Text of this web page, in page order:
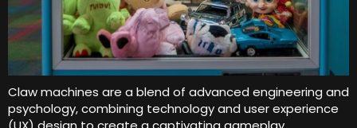
Claw machines are a blend of advanced engineering and
psychology,combining technology and user experience